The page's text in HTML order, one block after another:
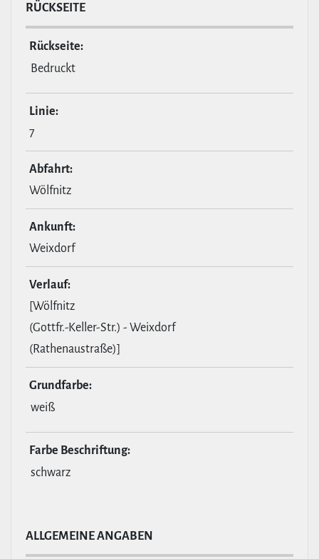
RÜCKSEITE
Rückseite:
Bedruckt
Linie:
7
Abfahrt:
Wölfnitz
Ankunft:
Weixdorf
Verlauf:
[Wölfnitz
(Gottfr.-Keller-Str.) - Weixdorf
(Rathenaustraße)]
Grund­farbe:
weiß
Farbe Beschrif­tung:
schwarz
ALL­GE­MEINE ANGABEN